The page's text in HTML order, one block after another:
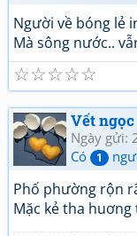
Người về bóng lẻ
Mà sông nước..
☆
☆
☆
☆
☆
Vết ngọc
Ngày gửi:
Có
1
Phố phường rộn
Mặc kẻ tha